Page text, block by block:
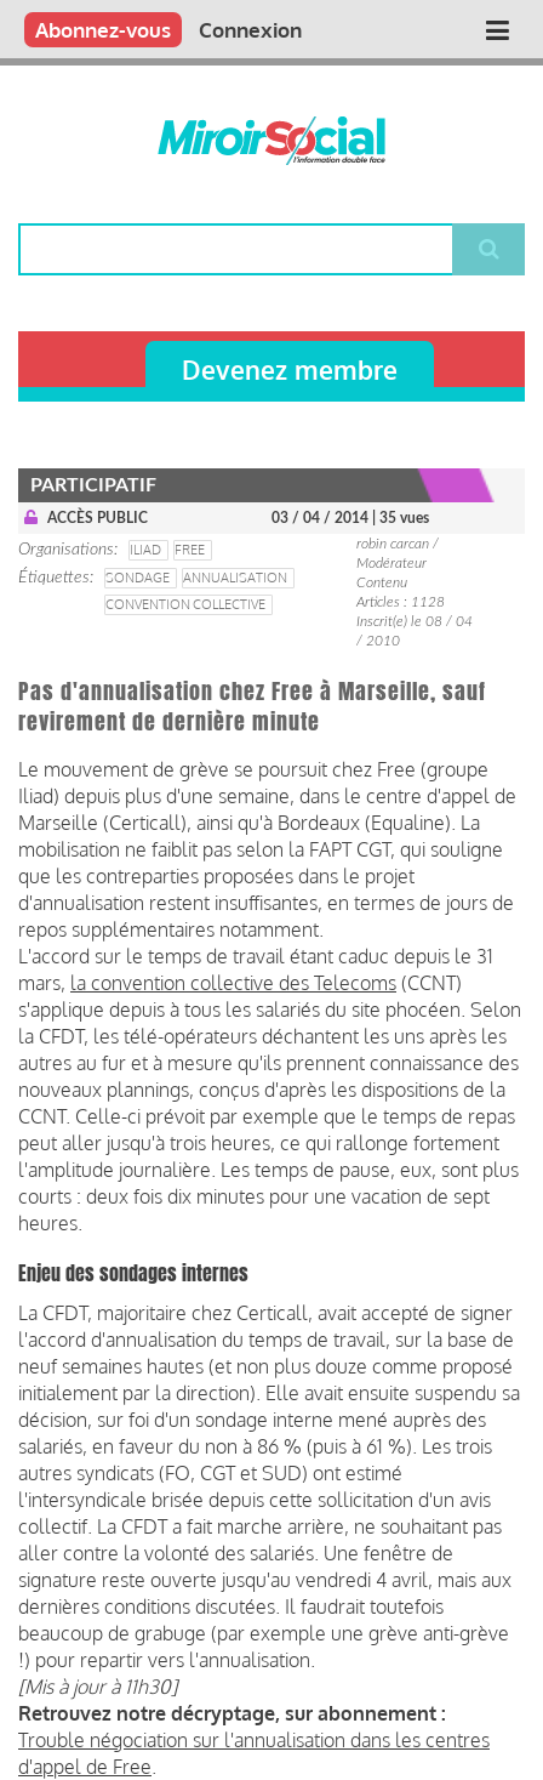
Aller
contenu
Main
Qui sommes nous ?
Vous publiez
Nous publions
Contactez-nous
Abonnez-vous Connexion
Devenez membre
PARTICIPATIF
ACCÈS PUBLIC 03 / 04 / 2014 | 35 vues
Organisations ILIAD
FREE
Étiquettes
SONDAGE
ANNUALISATION
CONVENTION COLLECTIVE
robin carcan /
Modérateur
Contenu
Articles : 1128
Inscrit(e) le 08 / 04
/ 2010
Pas d'annualisation chez Free à Marseille, sauf
revirement de dernière minute
Le mouvement de grève se poursuit chez Free (groupe
Iliad) depuis plus d'une semaine, dans le centre d'appel de
Marseille (Certicall), ainsi qu'à Bordeaux (Equaline). La
mobilisation ne faiblit pas selon la FAPT CGT, qui souligne
que les contreparties proposées dans le projet
d'annualisation restent insuffisantes, en termes de jours de
repos supplémentaires notamment.
L'accord sur le temps de travail étant caduc depuis le 31
mars, la convention collective des Telecoms (CCNT)
s'applique depuis à tous les salariés du site phocéen. Selon
la CFDT, les télé-opérateurs déchantent les uns après les
autres au fur et à mesure qu'ils prennent connaissance des
nouveaux plannings, conçus d'après les dispositions de la
CCNT. Celle-ci prévoit par exemple que le temps de repas
peut aller jusqu'à trois heures, ce qui rallonge fortement
l'amplitude journalière. Les temps de pause, eux, sont plus
courts : deux fois dix minutes pour une vacation de sept
heures.
Enjeu des sondages internes
La CFDT, majoritaire chez Certicall, avait accepté de signer
l'accord d'annualisation du temps de travail, sur la base de
neuf semaines hautes (et non plus douze comme proposé
initialement par la direction). Elle avait ensuite suspendu sa
décision, sur foi d'un sondage interne mené auprès des
salariés, en faveur du non à 86 % (puis à 61 %). Les trois
autres syndicats (FO, CGT et SUD) ont estimé
l'intersyndicale brisée depuis cette sollicitation d'un avis
collectif. La CFDT a fait marche arrière, ne souhaitant pas
aller contre la volonté des salariés. Une fenêtre de
signature reste ouverte jusqu'au vendredi 4 avril, mais aux
dernières conditions discutées. Il faudrait toutefois
beaucoup de grabuge (par exemple une grève anti-grève
!) pour repartir vers l'annualisation.
[Mis à jour à 11h30]
Retrouvez notre décryptage, sur abonnement :
Trouble négociation sur l'annualisation dans les centres
d'appel de Free